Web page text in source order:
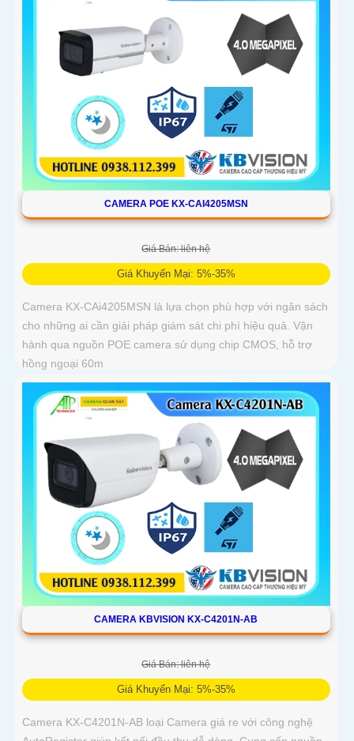
CAMERA POE KX-CAI4205MSN
Giá Bán: liên hệ
Giá Khuyến Mại: 5%-35%
Camera KX-CAi4205MSN là lựa chọn phù hợp với ngân sách
cho những ai cần giải pháp giám sát chi phí hiệu quả. Vận
hành qua nguồn POE camera sử dụng chip CMOS, hỗ trợ
hồng ngoại 60m
CAMERA KBVISION KX-C4201N-AB
Giá Bán: liên hệ
Giá Khuyến Mại: 5%-35%
Camera KX-C4201N-AB loại Camera giá re với công nghệ